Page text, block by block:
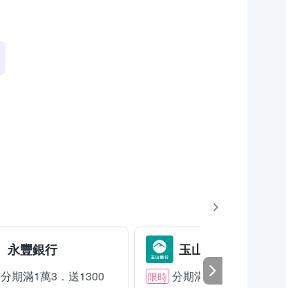
永豐銀行
分期滿1萬3．送1300
玉山銀行
限時 分期滿2萬．送1500